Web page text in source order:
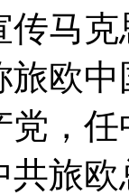
传马
欧
党，
旅